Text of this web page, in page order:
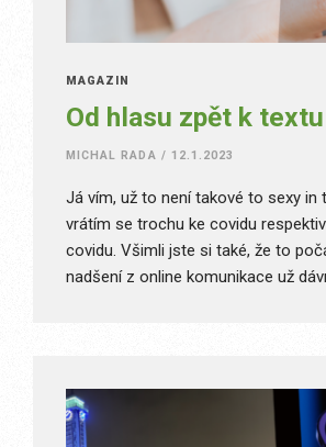
MAGAZÍN
Od hlasu zpět k textu
MICHAL RADA / 12.1.2023
Já vím, už to není takové to sexy in
vrátím se trochu ke covidu
covidu. Všimli jste si také, že to
nadšení z online komunikace už